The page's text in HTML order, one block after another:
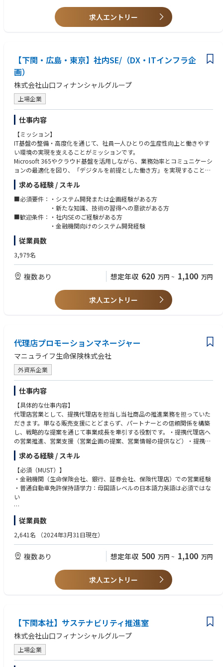
り、事業継続性に直結する重要な役割を担えます。
・防ぐだけでなく先回りする高度な専門領域
システム・技術の側面に加え、社員教育や組織全体の意識向上にも関与す
ることで、広い視点でのセキュリティ対策に携われます。
求人エントリー
【下関・広島・東京】社内SE/（DX・ITインフラ企
画）
株式会社山口フィナンシャルグループ
上場企業
仕事内容
【ミッション】
IT基盤の整備・高度化を通じて、社員一人ひとりの生産性向上と働きやす
い環境の実現を支えることがミッションです。
Microsoft 365やクラウド基盤を活用しながら、業務効率とコミュニケーシ
ョンの最適化を図り、「デジタルを前提とした働き方」を実現すること
で、組織全体の変革に貢献していただきます。
【業務内容】
＜働き方改革に向けたインフラ整備（PC・ネットワーク）＞
PC・ネットワーク等の社内ITインフラの企画・運営・管理
働き方改革を支えるIT環境の設計・改善
安定稼働を前提とした運用ルールの整備および課題対応
＜Microsoft 365／イントラポータルの企画・運営＞
Microsoft 365の利活用促進に向けた企画・管理
社内イントラポータルの企画・開発・運営
コミュニケーション活性化・業務効率化に向けた機能改善
新規システムの構築および既存システムの見直し
クラウド移行に向けた企画・設計・推進
インフラ整備・M365活用・クラウド化に関する企画から実行・運用まで
主体的に関わることができます。
求める経験 / スキル
■必須要件：・システム開発または企画経験がある方
・新たな知識、技術の習得への意欲がある方
■歓迎条件：・社内SEのご経験がある方
・金融機関向けのシステム開発経験
従業員数
3,979名
複数あり 想定年収 620 万円 ~ 1,100 万円
求人エントリー
代理店プロモーションマネージャー
マニュライフ生命保険株式会社
外資系企業
仕事内容
【具体的な仕事内容】
代理店営業として、提携代理店を担当し当社商品の推進業務を担っていた
だきます。単なる販売支援にとどまらず、パートナーとの信頼関係を構築
し、戦略的な提案を通じて事業成長を牽引する役割です。・提携代理店へ
の営業推進、営業支援（営業企画の提案、営業情報の提供など）・提携代
理店へのトレーニング、営業指導（商品研修、ニード喚起研修など）
【求人の魅力】・年齢や社歴にとらわれず、これまでの経験や強みを活か
しながら、自律的に価値を発揮できる環境があります。・多様なバックグ
ラウンドを持つ社員が、それぞれの個性と専門性を活かして活躍してお
り、組織としての柔軟性と包容力があります。・一人ひとりに大きな裁量
が与えられており、自身の意思と判断で挑戦し、成果を生み出すことが可
り、日々の業務を通じて経営視点・戦略的思考を養うことができます。・
「人が魅力」と語る社員も多く、営業部門においても協業・称賛の文化が
根付いており、互いに尊敬し合いながら切磋琢磨できる環境です。・在宅
勤務やフルフレックス制度など、柔軟な働き方が可能で、ワークライフバ
ランスを重視しながら高いパフォーマンスを発揮できます。
【求める人物像】市場の変化をチャンスと捉え、自ら考え、動き、成果を
生み出す——そんな当事者意識とチャレンジ精神を持つ方を歓迎します。
【入社後の教育体制・研修内容】入社後は、営業部門が実施する集合研修
（座学・ロールプレイングなど）を通じて、金融知識や商品理解を体系的
に深めていただきます。その後も、一人ひとりの経験やスキルに応じたオ
ーダーメイドの研修やOJTを実施し、実務に即した学びを継続的に提供し
ます。日常業務においても、チームメンバーによるサポート体制が整って
求める経験 / スキル
【必須（MUST）】
・金融機関（生命保険会社、銀行、証券会社、保険代理店）での営業経験
・普通自動車免許保持語学力：母国語レベルの日本語力英語は必須ではな
い
・その他：転勤可能であること (但し、個人・企業と相談の上決定のため
頻繁に発生することはありません。)
従業員数
2,641名 （2024年3月31日現在）
複数あり 想定年収 500 万円 ~ 1,100 万円
求人エントリー
【下関本社】サステナビリティ推進室
株式会社山口フィナンシャルグループ
上場企業